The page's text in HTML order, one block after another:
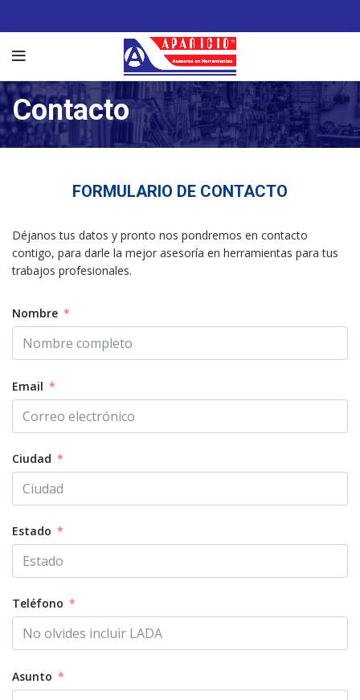
Contacto
FORMULARIO DE CONTACTO
Déjanos tus datos y pronto nos pondremos en contacto
contigo, para darle la mejor asesoría en herramientas para tus
trabajos profesionales.
Nombre
Email
Ciudad
Estado
Teléfono
Asunto